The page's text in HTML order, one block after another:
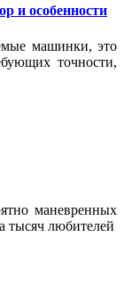
и особенности
машинки, это
точности,
маневренных
тысяч любителей